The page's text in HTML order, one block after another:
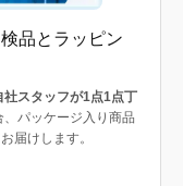
品とラッピン
社スタッフが1点1点丁
パッケージ入り商品
届けします。